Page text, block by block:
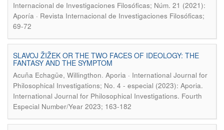
Internacional de Investigaciones Filosóficas; Núm. 21 (2021):
Aporía · Revista Internacional de Investigaciones Filosóficas;
69-72
SLAVOJ ŽIŽEK OR THE TWO FACES OF IDEOLOGY: THE
FANTASY AND THE SYMPTOM
Acuña Echagüe, Willingthon. Aporia · International Journal for
Philosophical Investigations; No. 4 - especial (2023): Aporia.
International Journal for Philosophical Investigations. Fourth
Especial Number/Year 2023; 163-182